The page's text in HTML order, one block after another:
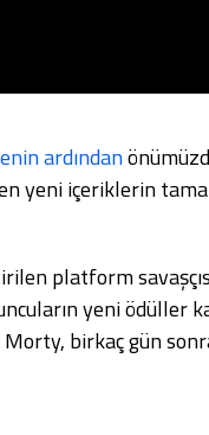
ardından
yeni içeriklerin
platform
yeni ödüller
birkaç gün